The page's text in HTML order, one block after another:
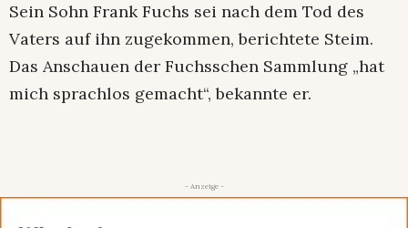
Sein Sohn Frank Fuchs sei nach dem Tod des
Vaters auf ihn zugekommen, berichtete Steim.
Das Anschauen der Fuchsschen Sammlung „hat
mich sprachlos gemacht“, bekannte er.
- Anzeige -